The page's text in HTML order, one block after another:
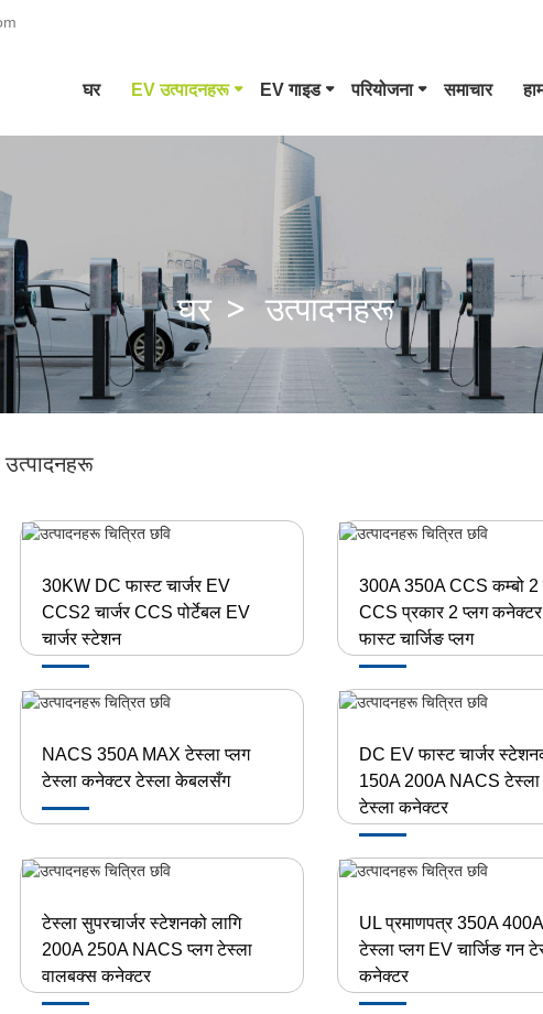
घर EV उत्पादनहरू
GB/T DC गन
EV गाइड परियोजना समाचार
घर उत्पादनहरू
उत्पादनहरू
30KW DC फास्ट चार्जर EV
CCS2 चार्जर CCS पोर्टेबल EV
चार्जर स्टेशन
300A 350A CCS कम्बो 2
CCS प्रकार 2 प्लग
फास्ट चार्जिङ प्लग
NACS 350A MAX टेस्ला प्लग
टेस्ला कनेक्टर टेस्ला केबलसँग
DC EV फास्ट चार्जर
150A 200A NACS टेस्ला
टेस्ला कनेक्टर
टेस्ला सुपरचार्जर स्टेशनको लागि
200A 250A NACS प्लग टेस्ला
वालबक्स कनेक्टर
UL प्रमाणपत्र 350A
टेस्ला प्लग EV चार्जिङ गन
कनेक्टर